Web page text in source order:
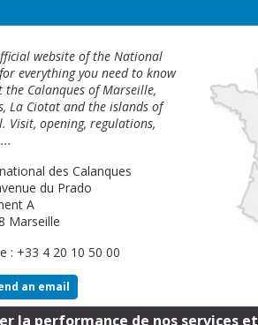
website of the National
everything you need to know
the Calanques of Marseille,
La Ciotat and the islands of
Visit, opening, regulations,
des Calanques
du Prado
A
Marseille
: +33 4 20 10 50 00
an email
la performance de nos services et